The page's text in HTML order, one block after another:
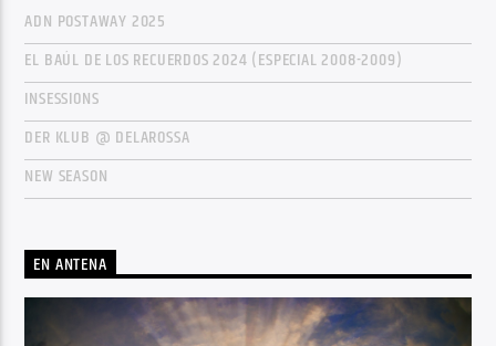
ADN POSTAWAY 2025
EL BAÚL DE LOS RECUERDOS 2024 (ESPECIAL 2008-2009)
INSESSIONS
DER KLUB @ DELAROSSA
NEW SEASON
EN ANTENA